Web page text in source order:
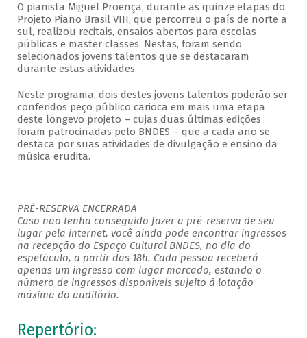
O pianista Miguel Proença, durante as quinze etapas do
Projeto Piano Brasil VIII, que percorreu o país de norte a
sul, realizou recitais, ensaios abertos para escolas
públicas e master classes. Nestas, foram sendo
selecionados jovens talentos que se destacaram
durante estas atividades.
Neste programa, dois destes jovens talentos poderão ser
conferidos peço público carioca em mais uma etapa
deste longevo projeto – cujas duas últimas edições
foram patrocinadas pelo BNDES – que a cada ano se
destaca por suas atividades de divulgação e ensino da
música erudita.
PRÉ-RESERVA ENCERRADA
Caso não tenha conseguido fazer a pré-reserva de seu
lugar pela internet, você ainda pode encontrar ingressos
na recepção do Espaço Cultural BNDES, no dia do
espetáculo, a partir das 18h. Cada pessoa receberá
apenas um ingresso com lugar marcado, estando o
número de ingressos disponíveis sujeito à lotação
máxima do auditório.
Repertório: